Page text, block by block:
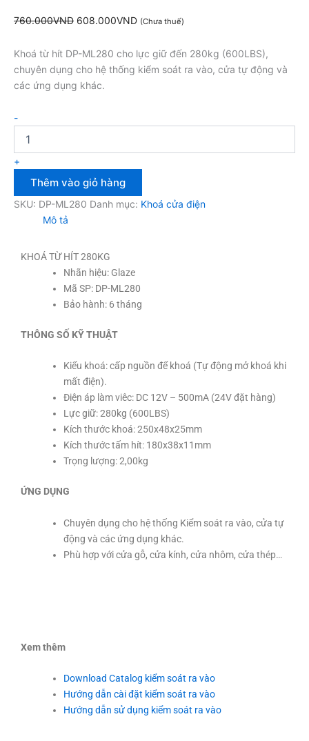
760.000VND 608.000VND (Chưa thuế)
Khoá từ hít DP-ML280 cho lực giữ đến 280kg (600LBS),
chuyên dụng cho hệ thống kiểm soát ra vào, cửa tự động và
các ứng dụng khác.
-
+
Thêm vào giỏ hàng
SKU: DP-ML280 Danh mục: Khoá cửa điện
Mô tả
KHOÁ TỪ HÍT 280KG
Nhãn hiệu: Glaze
Mã SP: DP-ML280
Bảo hành: 6 tháng
THÔNG SỐ KỸ THUẬT
Kiểu khoá: cấp nguồn để khoá (Tự động mở khoá khi
mất điện).
Điện áp làm viêc: DC 12V – 500mA (24V đặt hàng)
Lực giữ: 280kg (600LBS)
Kích thước khoá: 250x48x25mm
Kích thước tấm hít: 180x38x11mm
Trọng lượng: 2,00kg
ỨNG DỤNG
Chuyên dụng cho hệ thống Kiểm soát ra vào, cửa tự
động và các ứng dụng khác.
Phù hợp với cửa gỗ, cửa kính, cửa nhôm, cửa thép…
Xem thêm
Download Catalog kiểm soát ra vào
Hướng dẫn cài đặt kiểm soát ra vào
Hướng dẫn sử dụng kiểm soát ra vào